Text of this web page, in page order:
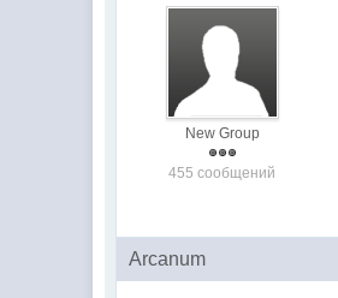
New Group
455 сообщений
Arcanum